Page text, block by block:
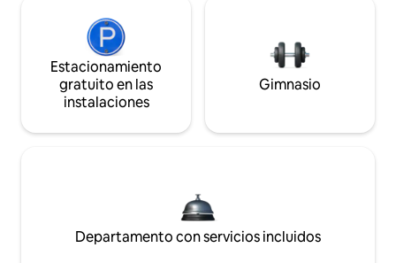
Estacionamiento
gratuito en las
instalaciones
Gimnasio
Departamento con servicios incluidos